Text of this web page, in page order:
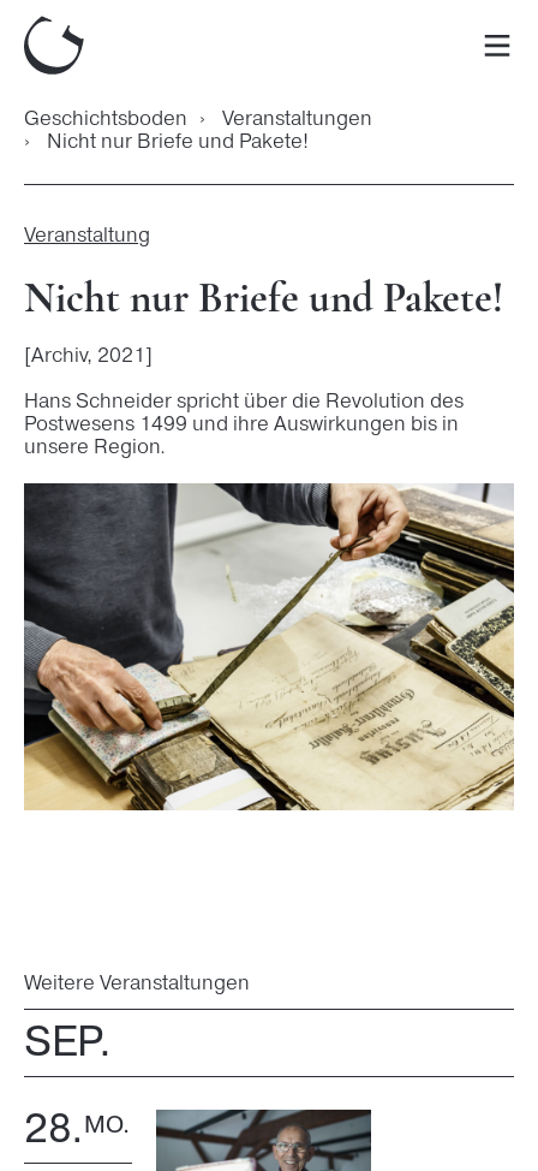
Inhalt
springen
Geschichtsboden › Veranstaltungen
› Nicht nur Briefe und Pakete!
Veranstaltung
Nicht nur Briefe und Pakete!
[Archiv, 2021]
Hans Schneider spricht über die Revolution des
Postwesens 1499 und ihre Auswirkungen bis in
unsere Region.
Weitere Veranstaltungen
SEP.
28.MO.